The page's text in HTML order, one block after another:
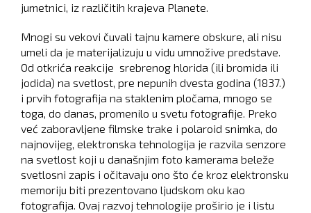
jumetnici, iz različitih krajeva Planete.
Mnogi su vekovi čuvali tajnu kamere obskure, ali nisu
umeli da je materijalizuju u vidu umnožive predstave.
Od otkrića reakcije srebrenog hlorida (ili bromida ili
jodida) na svetlost, pre nepunih dvesta godina (1837.)
i prvih fotografija na staklenim pločama, mnogo se
toga, do danas, promenilo u svetu fotografije. Preko
već zaboravljene filmske trake i polaroid snimka, do
najnovijeg, elektronska tehnologija je razvila senzore
na svetlost koji u današnjim foto kamerama beleže
svetlosni zapis i očitavaju ono što će kroz elektronsku
memoriju biti prezentovano ljudskom oku kao
fotografija. Ovaj razvoj tehnologije proširio je i listu